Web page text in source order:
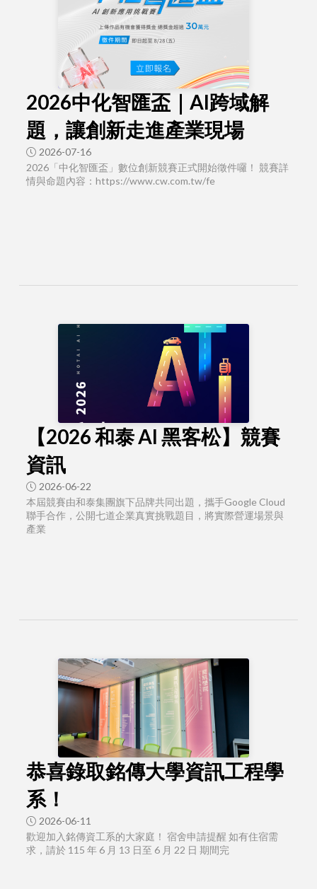
2026中化智匯盃｜AI跨域解
題，讓創新走進產業現場
2026-07-16
2026「中化智匯盃」數位創新競賽正式開始徵件囉！ 競賽詳
情與命題內容：https://www.cw.com.tw/fe
【2026 和泰 AI 黑客松】競賽
資訊
2026-06-22
本屆競賽由和泰集團旗下品牌共同出題，攜手Google Cloud
聯手合作，公開七道企業真實挑戰題目，將實際營運場景與
產業
恭喜錄取銘傳大學資訊工程學
系！
2026-06-11
歡迎加入銘傳資工系的大家庭！ 宿舍申請提醒 如有住宿需
求，請於 115 年 6 月 13 日至 6 月 22 日 期間完